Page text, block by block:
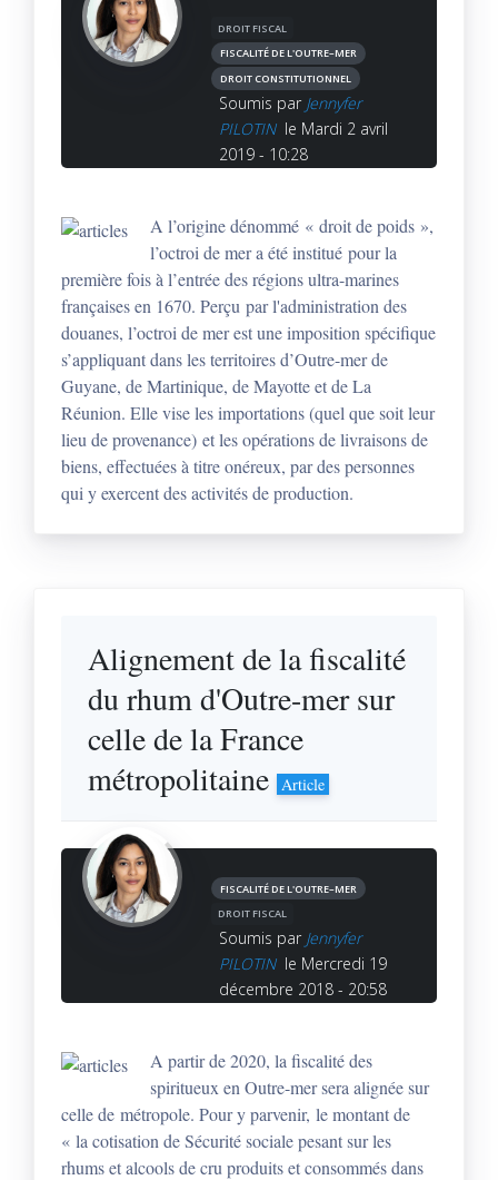
DROIT FISCAL
FISCALITÉ DE L'OUTRE–MER
DROIT CONSTITUTIONNEL
Soumis par Jennyfer
PILOTIN le Mardi 2 avril
2019 - 10:28
A l’origine dénommé « droit de poids »,
l’octroi de mer a été institué pour la
première fois à l’entrée des régions ultra-marines
françaises en 1670. Perçu par l'administration des
douanes, l’octroi de mer est une imposition spécifique
s’appliquant dans les territoires d’Outre-mer de
Guyane, de Martinique, de Mayotte et de La
Réunion. Elle vise les importations (quel que soit leur
lieu de provenance) et les opérations de livraisons de
biens, effectuées à titre onéreux, par des personnes
qui y exercent des activités de production.
Alignement de la fiscalité
du rhum d'Outre-mer sur
celle de la France
métropolitaine
Article
FISCALITÉ DE L'OUTRE–MER
DROIT FISCAL
Soumis par Jennyfer
PILOTIN le Mercredi 19
décembre 2018 - 20:58
A partir de 2020, la fiscalité des
spiritueux en Outre-mer sera alignée sur
celle de métropole. Pour y parvenir, le montant de
« la cotisation de Sécurité sociale pesant sur les
rhums et alcools de cru produits et consommés dans